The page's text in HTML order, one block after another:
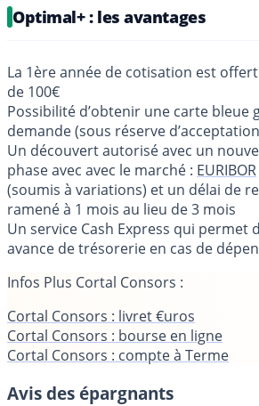
Optimal+ : les avantages
La 1ère année de cotisation est
de 100€
Possibilité d’obtenir une carte bleue
demande (sous réserve
Un découvert autorisé avec un
phase avec avec le marché : EURIBOR
(soumis à variations) et un délai de
ramené à 1 mois au lieu de 3 mois
Un service Cash Express qui permet
avance de trésorerie en cas de
Infos Plus Cortal Consors :
Cortal Consors : livret €uros
Cortal Consors : bourse en ligne
Cortal Consors : compte à Terme
Avis des épargnants